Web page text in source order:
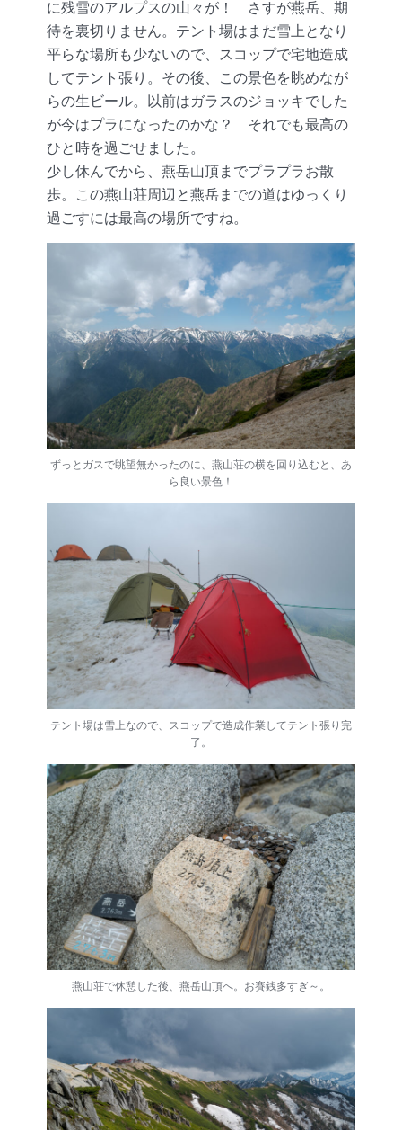
に残雪のアルプスの山々が！ さすが燕岳、期
待を裏切りません。テント場はまだ雪上となり
平らな場所も少ないので、スコップで宅地造成
してテント張り。その後、この景色を眺めなが
らの生ビール。以前はガラスのジョッキでした
が今はプラになったのかな？ それでも最高の
ひと時を過ごせました。
少し休んでから、燕岳山頂までプラプラお散
歩。この燕山荘周辺と燕岳までの道はゆっくり
過ごすには最高の場所ですね。
ずっとガスで眺望無かったのに、燕山荘の横を回り込むと、あ
ら良い景色！
テント場は雪上なので、スコップで造成作業してテント張り完
了。
燕山荘で休憩した後、燕岳山頂へ。お賽銭多すぎ～。